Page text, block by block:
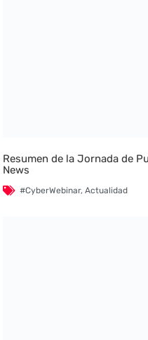
Resumen de la Jornada de
News
#CyberWebinar,Actualidad